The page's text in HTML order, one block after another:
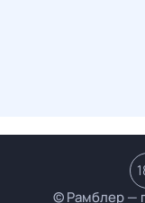
© Рамблер —